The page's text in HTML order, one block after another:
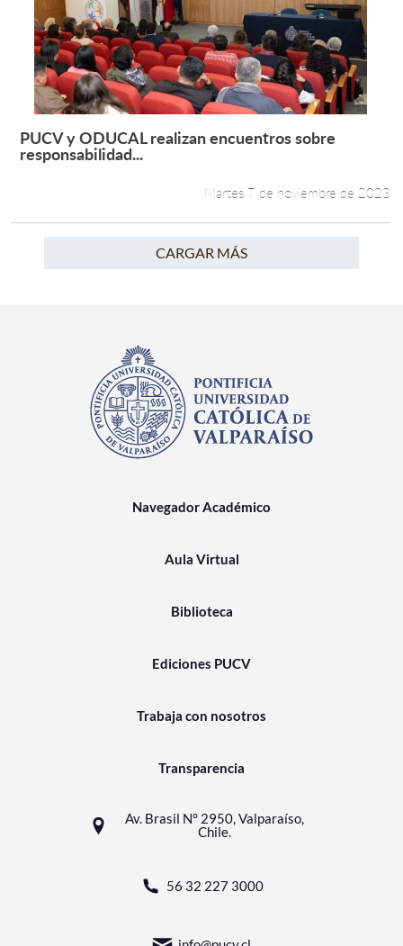
Leer más +
PUCV y ODUCAL realizan encuentros sobre
responsabilidad...
Martes 7 de noviembre de 2023
CARGAR MÁS
Navegador Académico
Aula Virtual
Biblioteca
Ediciones PUCV
Trabaja con nosotros
Transparencia
Av. Brasil N° 2950, Valparaíso,
Chile.
56 32 227 3000